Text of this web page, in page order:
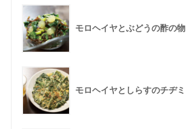
モロヘイヤとぶどうの酢の物
モロヘイヤとしらすのチヂミ